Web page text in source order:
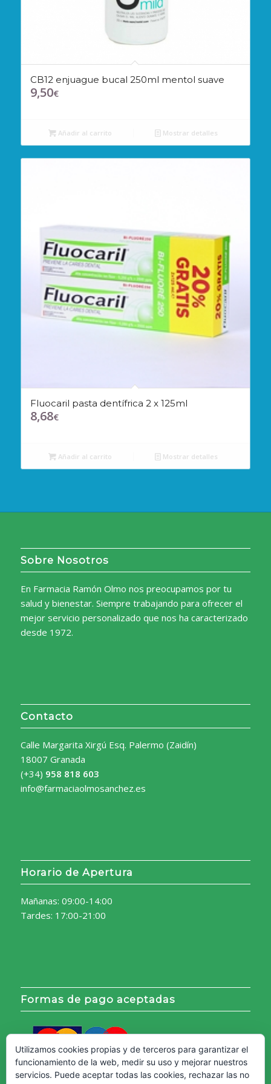
CB12 enjuague bucal 250ml mentol suave
9,50€
Añadir al carrito Mostrar detalles
Fluocaril pasta dentífrica 2 x 125ml
8,68€
Añadir al carrito Mostrar detalles
Sobre Nosotros
En Farmacia Ramón Olmo nos preocupamos por tu
salud y bienestar. Siempre trabajando para ofrecer el
mejor servicio personalizado que nos ha caracterizado
desde 1972.
Contacto
Calle Margarita Xirgú Esq. Palermo (Zaidín)
18007 Granada
(+34) 958 818 603
info@farmaciaolmosanchez.es
Horario de Apertura
Mañanas: 09:00-14:00
Tardes: 17:00-21:00
Formas de pago aceptadas
Utilizamos cookies propias y de terceros para garantizar el
funcionamiento de la web, medir su uso y mejorar nuestros
servicios. Puede aceptar todas las cookies, rechazar las no